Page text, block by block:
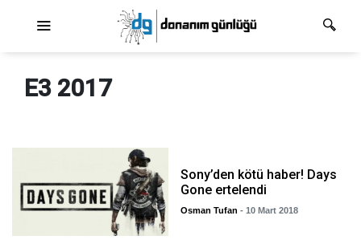
E3 2017
Sony’den kötü haber! Days
Gone ertelendi
Osman Tufan - 10 Mart 2018